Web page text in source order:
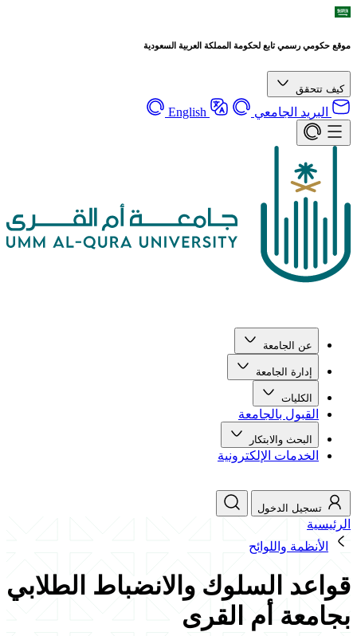
موقع حكومي رسمي تابع لحكومة المملكة العربية السعودية
كيف تتحقق
البريد الجامعي English
عن الجامعة
إدارة الجامعة
الكليات
القبول بالجامعة
البحث والابتكار
الخدمات الإلكترونية
تسجيل الدخول
الرئيسية
الأنظمة واللوائح
قواعد السلوك والانضباط الطلابي
بجامعة أم القرى